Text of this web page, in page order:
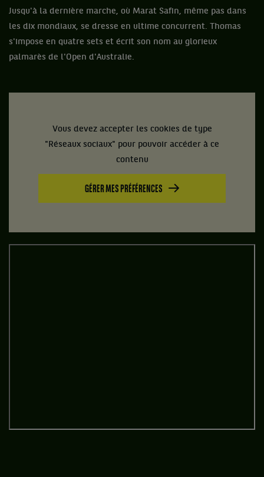
Jusqu'à la dernière marche, où Marat Safin, même pas dans
les dix mondiaux, se dresse en ultime concurrent. Thomas
s'impose en quatre sets et écrit son nom au glorieux
palmarès de l'Open d'Australie.
Vous devez accepter les cookies de type
"Réseaux sociaux" pour pouvoir accéder à ce
contenu
GÉRER MES PRÉFÉRENCES